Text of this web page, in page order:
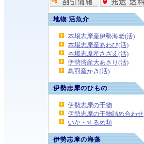
地物 活魚介
本場志摩産伊勢海老(活)
本場志摩産あわび(活)
本場志摩産さざえ(活)
伊勢湾産大あさり(活)
鳥羽産かき(活)
伊勢志摩のひもの
伊勢志摩の干物
伊勢志摩の干物詰め合わせ
いか・するめ類
伊勢志摩の海藻